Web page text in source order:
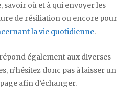
où et à qui envoyer les
de résiliation ou encore pour
la vie quotidienne.
également aux diverses
n’hésitez donc pas à laisser un
afin d’échanger.